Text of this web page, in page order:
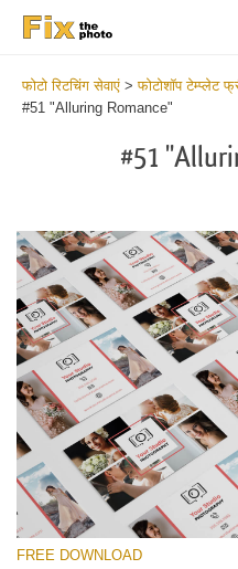
फोटो रिटचिंग सेवाएं >फोटोशॉप टेम्प्लेट
#51 "Alluring Romance"
#51
FREE DOWNLOAD